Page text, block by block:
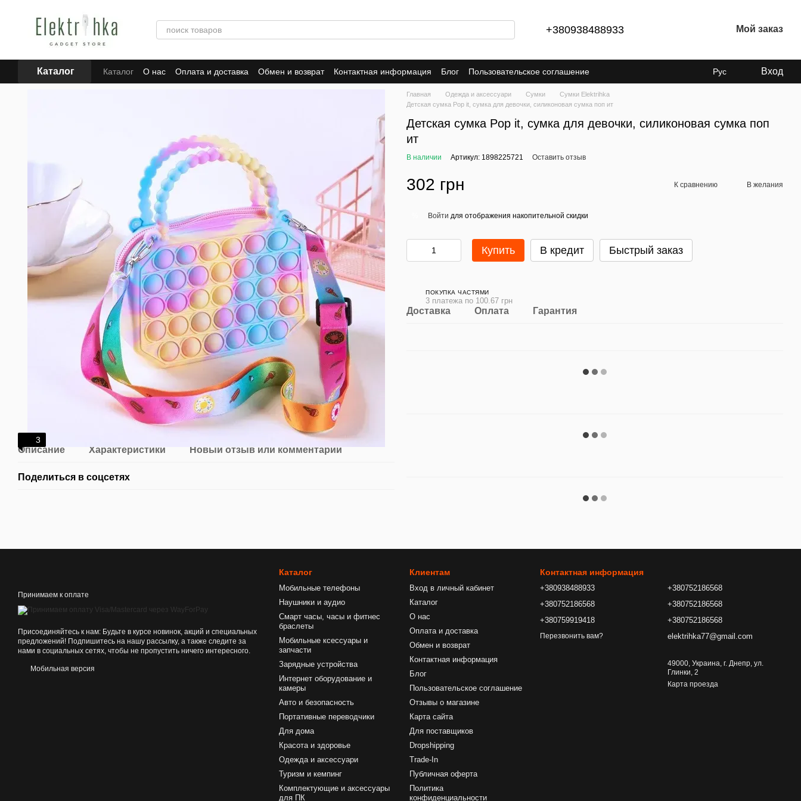
+380938488933 Мой заказ
Каталог Каталог О нас Оплата и доставка Обмен и возврат Контактная информация Блог
Пользовательское соглашение
Отзывы о магазине
Для поставщиков Dropshipping Trade-In Публичная оферта Политика конфиденциальности
Рус Вход
3
Описание Характеристики Новый отзыв или комментарий
Поделиться в соцсетях
Главная Одежда и аксессуари Сумки
Сумки Elektrihka
Детская сумка Pop it, сумка для девочки, силиконовая сумка поп ит
Детская сумка Pop it, сумка для девочки, силиконовая сумка поп
ит
В наличии Артикул: 1898225721 Оставить отзыв
302 грн К сравнению В желания
Войти для отображения накопительной скидки
Купить В кредит Быстрый заказ
ПОКУПКА ЧАСТЯМИ
3 платежа по 100.67 грн
Доставка Оплата Гарантия
Принимаем к оплате
Присоединяйтесь к нам: Будьте в курсе новинок, акций и специальных
предложений! Подпишитесь на нашу рассылку, а также следите за
нами в социальных сетях, чтобы не пропустить ничего интересного.
Мобильная версия
Каталог
Мобильные телефоны
Наушники и аудио
Смарт часы, часы и фитнес
браслеты
Мобильные ксессуары и
запчасти
Зарядные устройства
Интернет оборудование и
камеры
Авто и безопасность
Портативные переводчики
Для дома
Красота и здоровье
Одежда и аксессуари
Туризм и кемпинг
Комплектующие и аксессуары
для ПК
Клиентам
Вход в личный кабинет
Каталог
О нас
Оплата и доставка
Обмен и возврат
Контактная информация
Блог
Пользовательское соглашение
Отзывы о магазине
Карта сайта
Для поставщиков
Dropshipping
Trade-In
Публичная оферта
Политика
конфиденциальности
Контактная информация
+380938488933
+380752186568
+380759919418
Перезвонить вам?
+380752186568
+380752186568
+380752186568
elektrihka77@gmail.com
49000, Украина, г. Днепр, ул.
Глинки, 2
Карта проезда